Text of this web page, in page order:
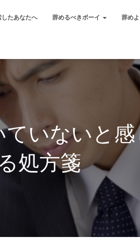
したあなたへ 辞めるべきボーイ 辞め
いないと
処方箋